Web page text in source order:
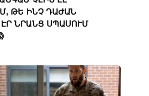
ԹԵ ԻՆՉ ԴԱԺԱՆ
ՆՐԱՆՑ ՍՊԱՍՈՒՄ